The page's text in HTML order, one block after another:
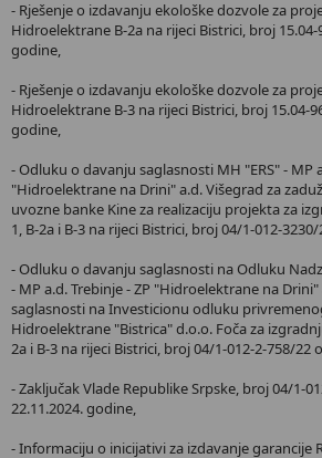
- Rješenje o izdavanju ekološke dozvole za
Hidroelektrane B-2a na rijeci Bistrici, broj 15.04-
godine,
- Rješenje o izdavanju ekološke dozvole za
Hidroelektrane B-3 na rijeci Bistrici, broj 15.04-
godine,
- Odluku o davanju saglasnosti MH "ERS" - MP
"Hidroelektrane na Drini" a.d. Višegrad za
uvozne banke Kine za realizaciju projekta za
1, B-2a i B-3 na rijeci Bistrici, broj 04/1-012-
- Odluku o davanju saglasnosti na Odluku
- MP a.d. Trebinje - ZP "Hidroelektrane na
saglasnosti na Investicionu odluku
Hidroelektrane "Bistrica" d.o.o. Foča za
2a i B-3 na rijeci Bistrici, broj 04/1-012-2-758/22
- Zaključak Vlade Republike Srpske, broj 04/1-
22.11.2024. godine,
- Informaciju o inicijativi za izdavanje garancije